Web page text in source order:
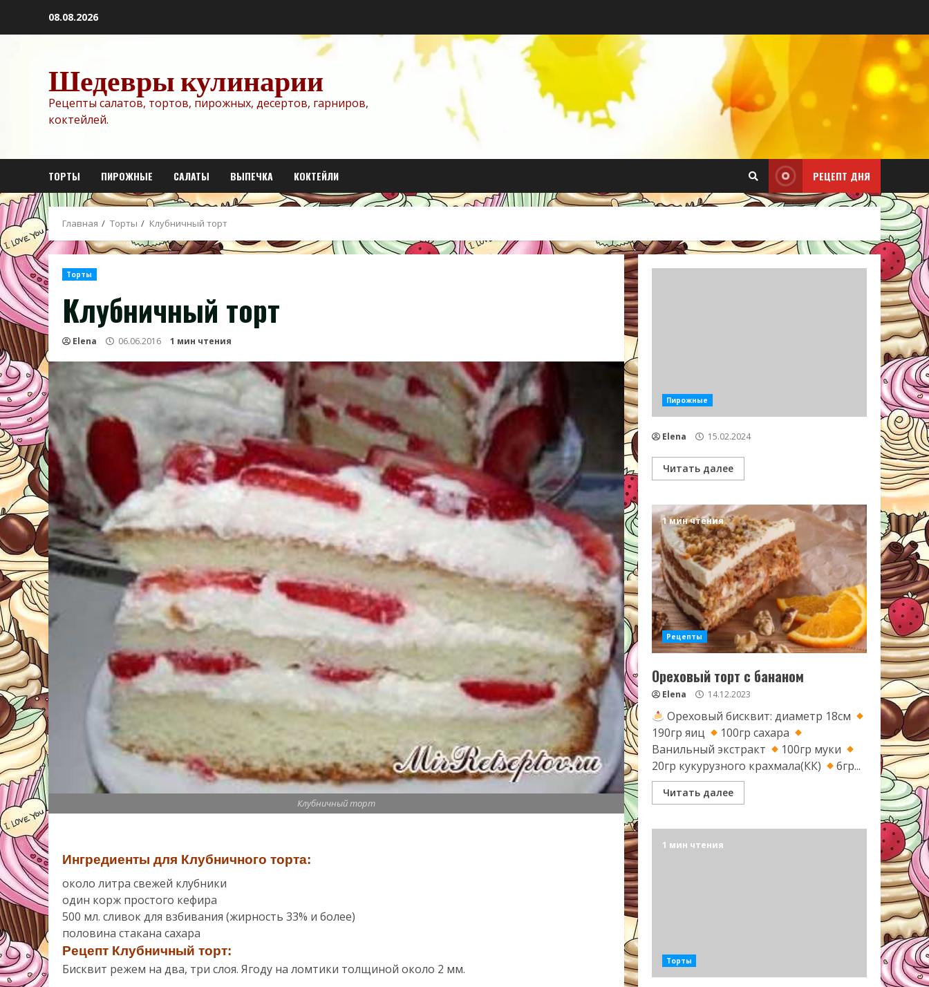
08.08.2026
Шедевры кулинарии
Рецепты салатов, тортов, пирожных, десертов, гарниров,
коктейлей.
ТОРТЫ ПИРОЖНЫЕ САЛАТЫ ВЫПЕЧКА КОКТЕЙЛИ РЕЦЕПТ ДНЯ
Главная Торты Клубничный торт
Торты
Клубничный торт
Elena 06.06.2016 1 мин чтения
Клубничный торт
Ингредиенты для Клубничного торта:
около литра свежей клубники
один корж простого кефира
500 мл. сливок для взбивания (жирность 33% и более)
половина стакана сахара
Рецепт Клубничный торт:
Бисквит режем на два, три слоя. Ягоду на ломтики толщиной около 2 мм.
Пирожные
Elena 15.02.2024
Читать далее
1 мин чтения
Рецепты
Ореховый торт с бананом
Elena 14.12.2023
Ореховый бисквит: диаметр 18см
190гр яиц
100гр сахара
Ванильный экстракт
100гр муки
20гр кукурузного крахмала(КК)
6гр...
Читать далее
1 мин чтения
Торты